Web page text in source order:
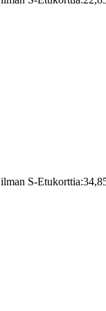
S-Etukorttia: